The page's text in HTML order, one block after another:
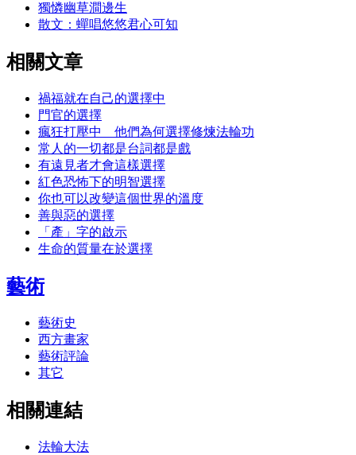
獨憐幽草澗邊生
散文：蟬唱悠悠君心可知
相關文章
禍福就在自己的選擇中
門官的選擇
瘋狂打壓中 他們為何選擇修煉法輪功
常人的一切都是台詞都是戲
有遠見者才會這樣選擇
紅色恐怖下的明智選擇
你也可以改變這個世界的溫度
善與惡的選擇
「產」字的啟示
生命的質量在於選擇
藝術
藝術史
西方畫家
藝術評論
其它
相關連結
法輪大法